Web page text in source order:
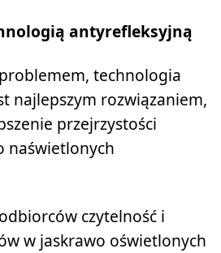
antyrefleksyjną
technologia
najlepszym rozwiązaniem,
przejrzystości
naświetlonych
czytelność i
w jaskrawo oświetlonych